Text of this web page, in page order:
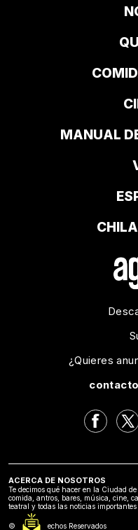
MANUAL
¿Quieres
ACERCA DE NOSOTROS
Te decimos qué hacer en la Ciudad de
comida, antros, bares, música, cine,
teatral y todas las noticias importantes
©2024 Derechos Reservados